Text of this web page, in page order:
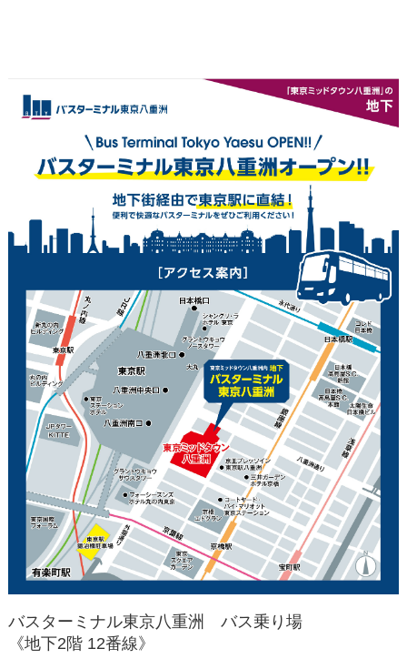
バスターミナル東京八重洲 バス乗り場
《地下2階 12番線》